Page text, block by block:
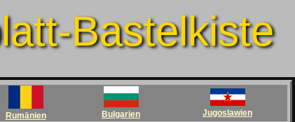
Bastelkiste
Rumänien Bulgarien Jugoslawien